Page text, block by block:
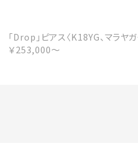
「Drop」ピアス〈K18YG、マラヤ
￥253,000〜